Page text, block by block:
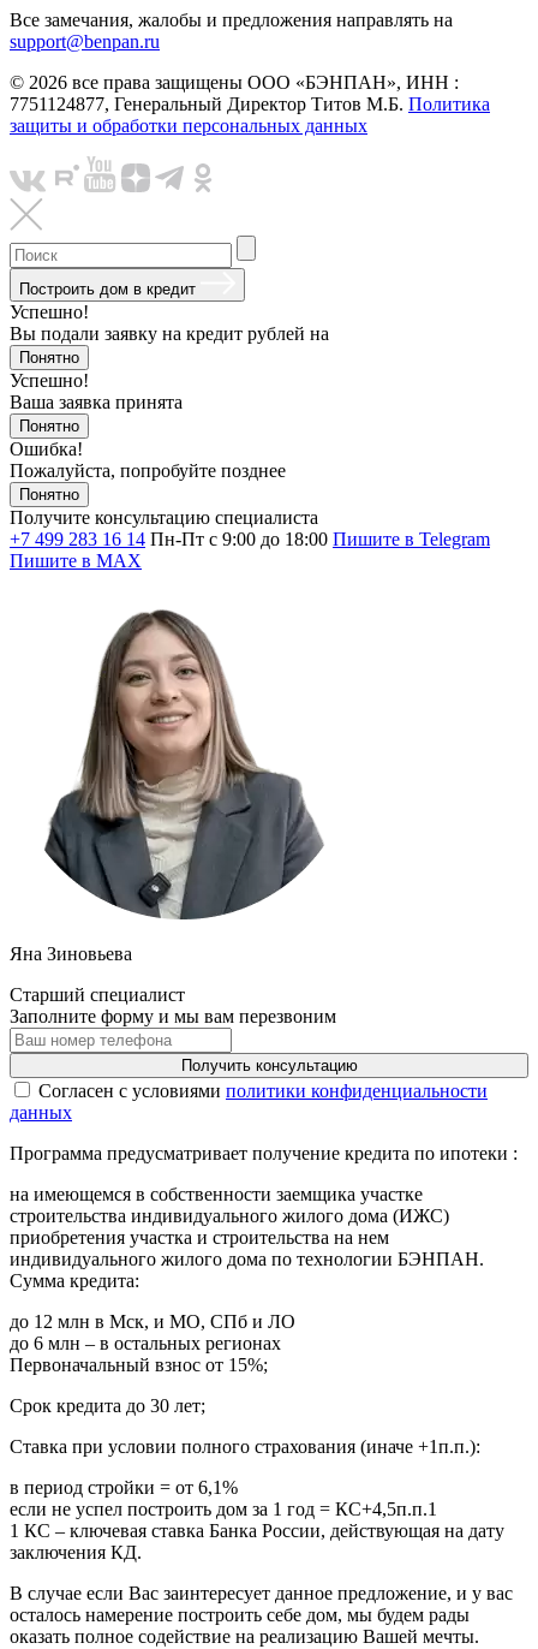
Все замечания, жалобы и предложения направлять на
support@benpan.ru
© 2026 все права защищены ООО «БЭНПАН», ИНН :
7751124877, Генеральный Директор Титов М.Б. Политика
защиты и обработки персональных данных
Построить дом в кредит
Успешно!
Вы подали заявку на кредит рублей на
Понятно
Успешно!
Ваша заявка принята
Понятно
Ошибка!
Пожалуйста, попробуйте позднее
Понятно
Получите консультацию специалиста
+7 499 283 16 14 Пн-Пт с 9:00 до 18:00 Пишите в Telegram
Пишите в MAX
Яна Зиновьева
Старший специалист
Заполните форму и мы вам перезвоним
Получить консультацию
Cогласен с условиями политики конфиденциальности
данных
Программа предусматривает получение кредита по ипотеки :
на имеющемся в собственности заемщика участке
строительства индивидуального жилого дома (ИЖС)
приобретения участка и строительства на нем
индивидуального жилого дома по технологии БЭНПАН.
Сумма кредита:
до 12 млн в Мск, и МО, СПб и ЛО
до 6 млн – в остальных регионах
Первоначальный взнос от 15%;
Срок кредита до 30 лет;
Ставка при условии полного страхования (иначе +1п.п.):
в период стройки = от 6,1%
если не успел построить дом за 1 год = КС+4,5п.п.1
1 КС – ключевая ставка Банка России, действующая на дату
заключения КД.
В случае если Вас заинтересует данное предложение, и у вас
осталось намерение построить себе дом, мы будем рады
оказать полное содействие на реализацию Вашей мечты.